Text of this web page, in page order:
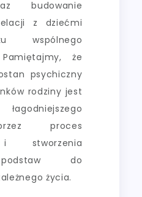
budowanie
z dziećmi
wspólnego
że
psychiczny
rodziny jest
proces
i stworzenia
do
życia.